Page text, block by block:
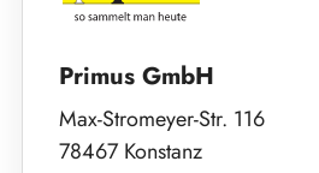
Primus GmbH
Max-Stromeyer-Str. 116
78467 Konstanz